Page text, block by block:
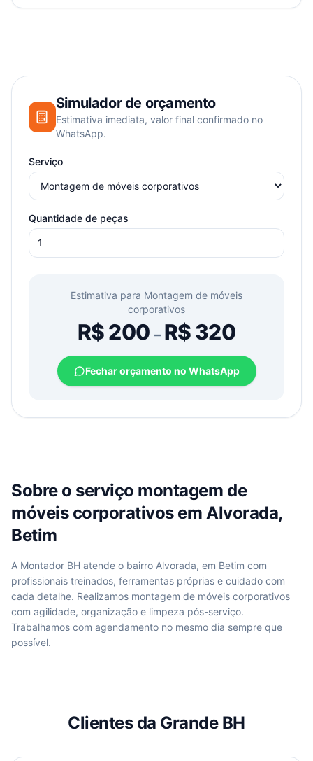
Simulador de orçamento
Estimativa imediata, valor final confirmado no
WhatsApp.
Serviço
Quantidade de peças
Estimativa para Montagem de móveis
corporativos
R$200 –R$320
Fechar orçamento no WhatsApp
Sobre o serviço montagem de
móveis corporativosem Alvorada,
Betim
A Montador BH atende o bairro Alvorada, em Betim com
profissionais treinados, ferramentas próprias e cuidado com
cada detalhe. Realizamos montagem de móveis corporativos
com agilidade, organização e limpeza pós-serviço.
Trabalhamos com agendamento no mesmo dia sempre que
possível.
Clientes da Grande BH